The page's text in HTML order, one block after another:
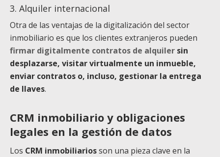
3. Alquiler internacional
Otra de las ventajas de la digitalización del sector
inmobiliario es que los clientes extranjeros pueden
firmar digitalmente contratos de alquiler sin
desplazarse, visitar virtualmente un inmueble,
enviar contratos o, incluso, gestionar la entrega
de llaves.
CRM inmobiliario y obligaciones
legales en la gestión de datos
Los CRM inmobiliariosson una pieza clave en la